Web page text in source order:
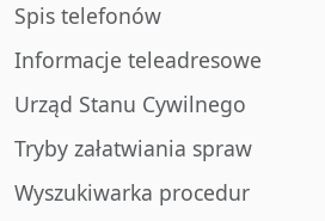
Spis telefonów
Informacje teleadresowe
Urząd Stanu Cywilnego
Tryby załatwiania spraw
Wyszukiwarka procedur